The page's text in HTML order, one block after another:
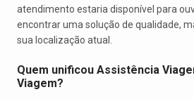
atendimento estaria disponível para
encontrar uma solução de qualidade,
sua localização atual.
Quem unificou Assistência
Viagem?